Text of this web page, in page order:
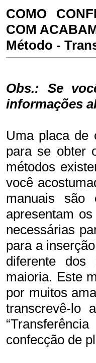
COMO
COM
Método -
Obs.: Se
informações
Uma placa de
para se obter
métodos
você
manuais são
apresentam
necessárias
para a
diferente dos
maioria. Este
por muitos
transcrevê-lo
confecção de